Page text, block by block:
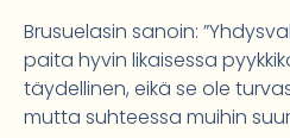
Brusuelasin sanoin:
paita hyvin likaisessa
täydellinen, eikä se ole
mutta suhteessa muihin